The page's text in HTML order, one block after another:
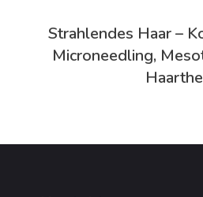
Strahlendes Haar –
Microneedling,